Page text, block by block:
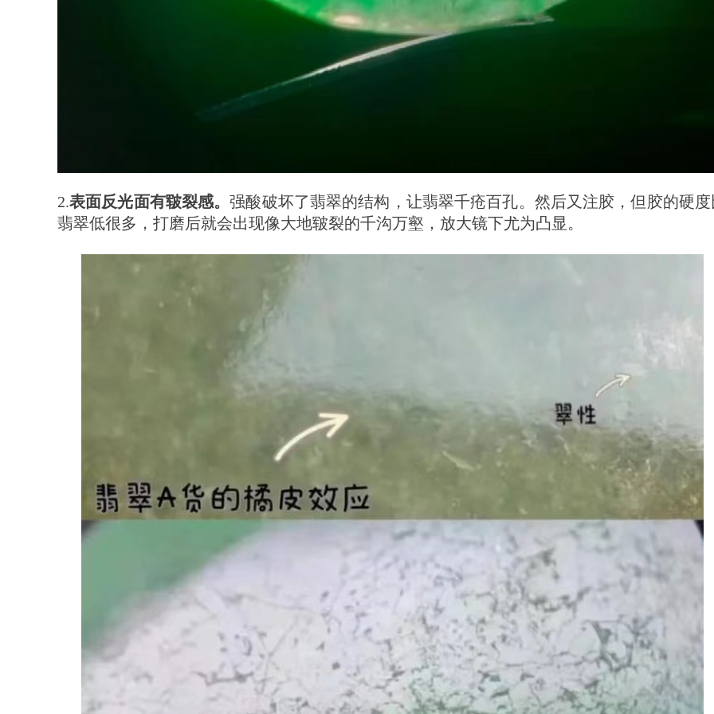
2.表面反光面有皲裂感。强酸破坏了翡翠的结构，让翡翠千疮百孔。然后又注胶，但胶的硬度
翡翠低很多，打磨后就会出现像大地皲裂的千沟万壑，放大镜下尤为凸显。